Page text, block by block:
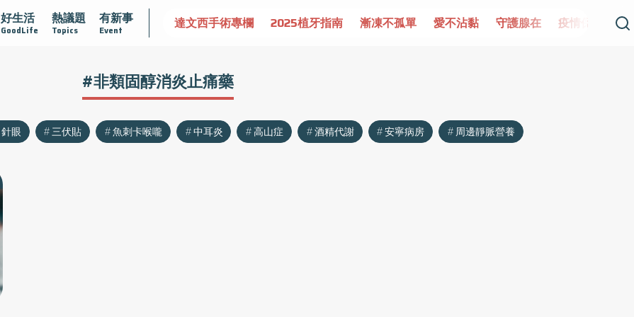
好生活
GoodLife
熱議題
Topics
有新事
Event
認識攝護腺肥大 守護骨骼健康 達文西手術專欄 2025植牙指南 漸凍不孤單 愛不沾黏 守護腺在 疫情保衛戰
#非類固醇消炎止痛藥
針眼 三伏貼 魚刺卡喉嚨 中耳炎 高山症 酒精代謝 安寧病房 周邊靜脈營養